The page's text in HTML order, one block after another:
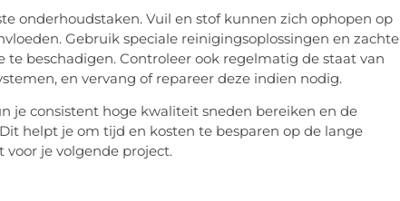
onderhoudstaken. Vuil en stof kunnen zich ophopen op
Gebruik speciale reinigingsoplossingen en zachte
beschadigen. Controleer ook regelmatig de staat van
en vervang of repareer deze indien nodig.
je consistent hoge kwaliteit sneden bereiken en de
helpt je om tijd en kosten te besparen op de lange
je volgende project.